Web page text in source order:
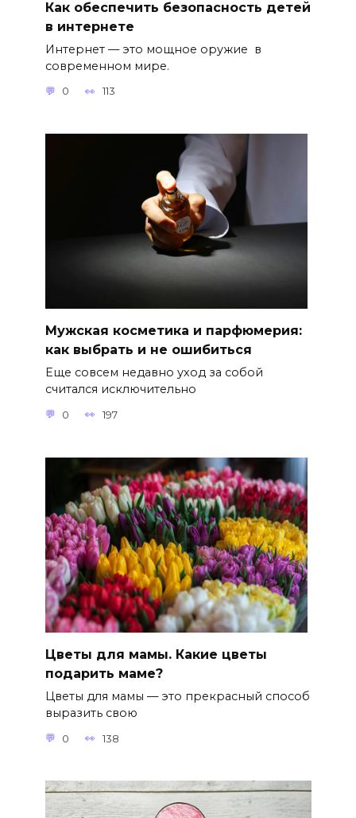
Как обеспечить безопасность детей
в интернете
Интернет — это мощное оружие в
современном мире.
0 113
Мужская косметика и парфюмерия:
как выбрать и не ошибиться
Еще совсем недавно уход за собой
считался исключительно
0 197
Цветы для мамы. Какие цветы
подарить маме?
Цветы для мамы — это прекрасный способ
выразить свою
0 138